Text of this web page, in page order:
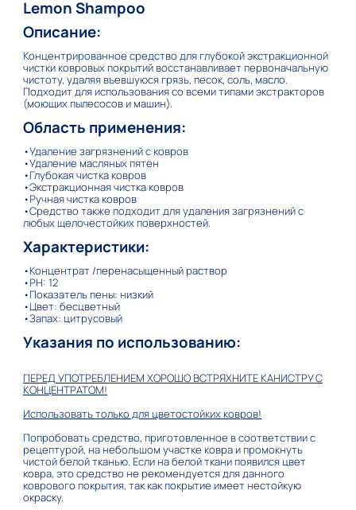
Lemon Shampoo
Описание:
Концентрированное средство для глубокой экстракционной
чистки ковровых покрытий восстанавливает первоначальную
чистоту, удаляя въевшуюся грязь, песок, соль, масло.
Подходит для использования со всеми типами экстракторов
(моющих пылесосов и машин).
Область применения:
•Удаление загрязнений с ковров
•Удаление масляных пятен
•Глубокая чистка ковров
•Экстракционная чистка ковров
•Ручная чистка ковров
•Средство также подходит для удаления загрязнений с
любых щелочестойких поверхностей.
Характеристики:
•Концентрат /перенасыщенный раствор
•PH: 12
•Показатель пены: низкий
•Цвет: бесцветный
•Запах: цитрусовый
Указания по использованию:
ПЕРЕД УПОТРЕБЛЕНИЕМ ХОРОШО ВСТРЯХНИТЕ КАНИСТРУ С
КОНЦЕНТРАТОМ!
Использовать только для цветостойких ковров!
Попробовать средство, приготовленное в соответствии с
рецептурой, на небольшом участке ковра и промокнуть
чистой белой тканью. Если на белой ткани появился цвет
ковра, это средство не рекомендуется для данного
коврового покрытия, так как покрытие имеет нестойкую
окраску.